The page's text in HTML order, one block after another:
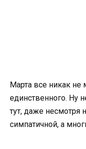
Марта все никак не
единственного. Ну
тут, даже несмотря
симпатичной, а